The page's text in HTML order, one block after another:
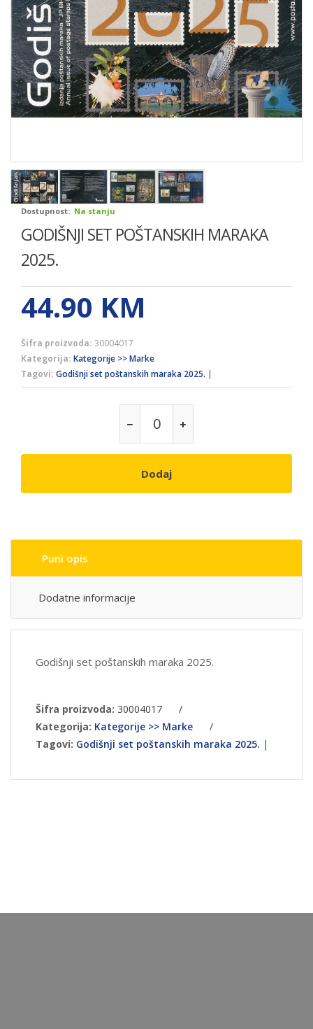
Dostupnost: Na stanju
GODIŠNJI SET POŠTANSKIH MARAKA
2025.
44.90 KM
Šifra proizvoda: 30004017
Kategorija: Kategorije >> Marke
Tagovi: Godišnji set poštanskih maraka 2025. |
Dodaj
Puni opis
Dodatne informacije
Godišnji set poštanskih maraka 2025.
Šifra proizvoda: 30004017
/
Kategorija: Kategorije >> Marke
/
Tagovi: Godišnji set poštanskih maraka 2025. |